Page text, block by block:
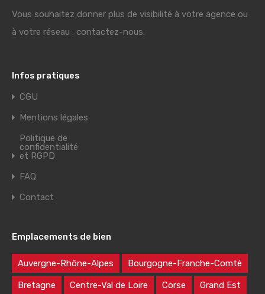
Vous souhaitez donner plus de visibilité à votre agence ou
à votre réseau : contactez-nous.
Infos pratiques
CGU
Mentions légales
Politique de
confidentialité
et RGPD
FAQ
Contact
Emplacements de bien
Auvergne-Rhône-Alpes Bourgogne-Franche-Comté
Bretagne Centre-Val de Loire Corse Grand Est